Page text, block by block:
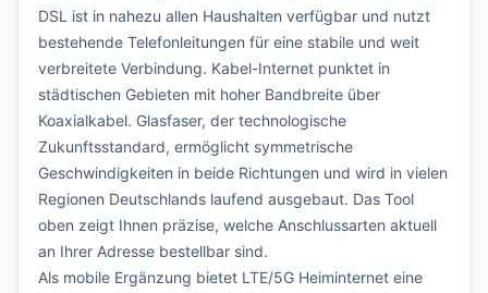
DSL ist in nahezu allen Haushalten verfügbar und nutzt
bestehende Telefonleitungen für eine stabile und weit
verbreitete Verbindung. Kabel-Internet punktet in
städtischen Gebieten mit hoher Bandbreite über
Koaxialkabel. Glasfaser, der technologische
Zukunftsstandard, ermöglicht symmetrische
Geschwindigkeiten in beide Richtungen und wird in vielen
Regionen Deutschlands laufend ausgebaut. Das Tool
oben zeigt Ihnen präzise, welche Anschlussarten aktuell
an Ihrer Adresse bestellbar sind.
Als mobile Ergänzung bietet LTE/5G Heiminternet eine